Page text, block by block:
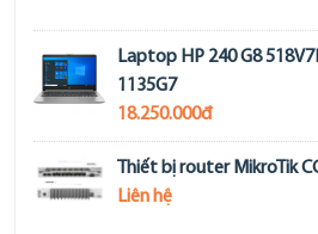
Laptop HP 240 G8
1135G7
18.250.000đ
Thiết bị router MikroTik
Liên hệ